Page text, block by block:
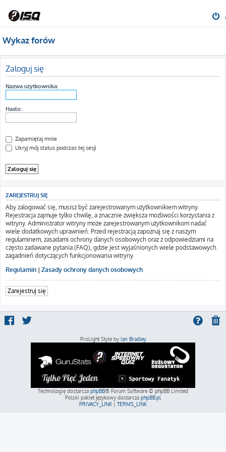
Wykaz forów
Zaloguj się
Nazwa użytkownika:
Hasło:
Zapamiętaj mnie
Ukryj mój status podczas tej sesji
ZAREJESTRUJ SIĘ
Aby zalogować się, musisz być zarejestrowanym użytkownikiem witryny.
Rejestracja zajmuje tylko chwilę, a znacznie zwiększa możliwości korzystania z
witryny. Administrator witryny może zarejestrowanym użytkownikom nadać
wiele dodatkowych uprawnień. Przed rejestracją zapoznaj się z naszym
regulaminem, zasadami ochrony danych osobowych oraz z odpowiedziami na
często zadawane pytania (FAQ), gdzie jest wyjaśnionych wiele podstawowych
zagadnień dotyczących funkcjonowania witryny.
Regulamin | Zasady ochrony danych osobowych
Zarejestruj się
ProLight Style by Ian Bradley
Technologię dostarcza phpBB® Forum Software © phpBB Limited
Polski pakiet językowy dostarcza phpBB.pl
PRIVACY_LINK | TERMS_LINK